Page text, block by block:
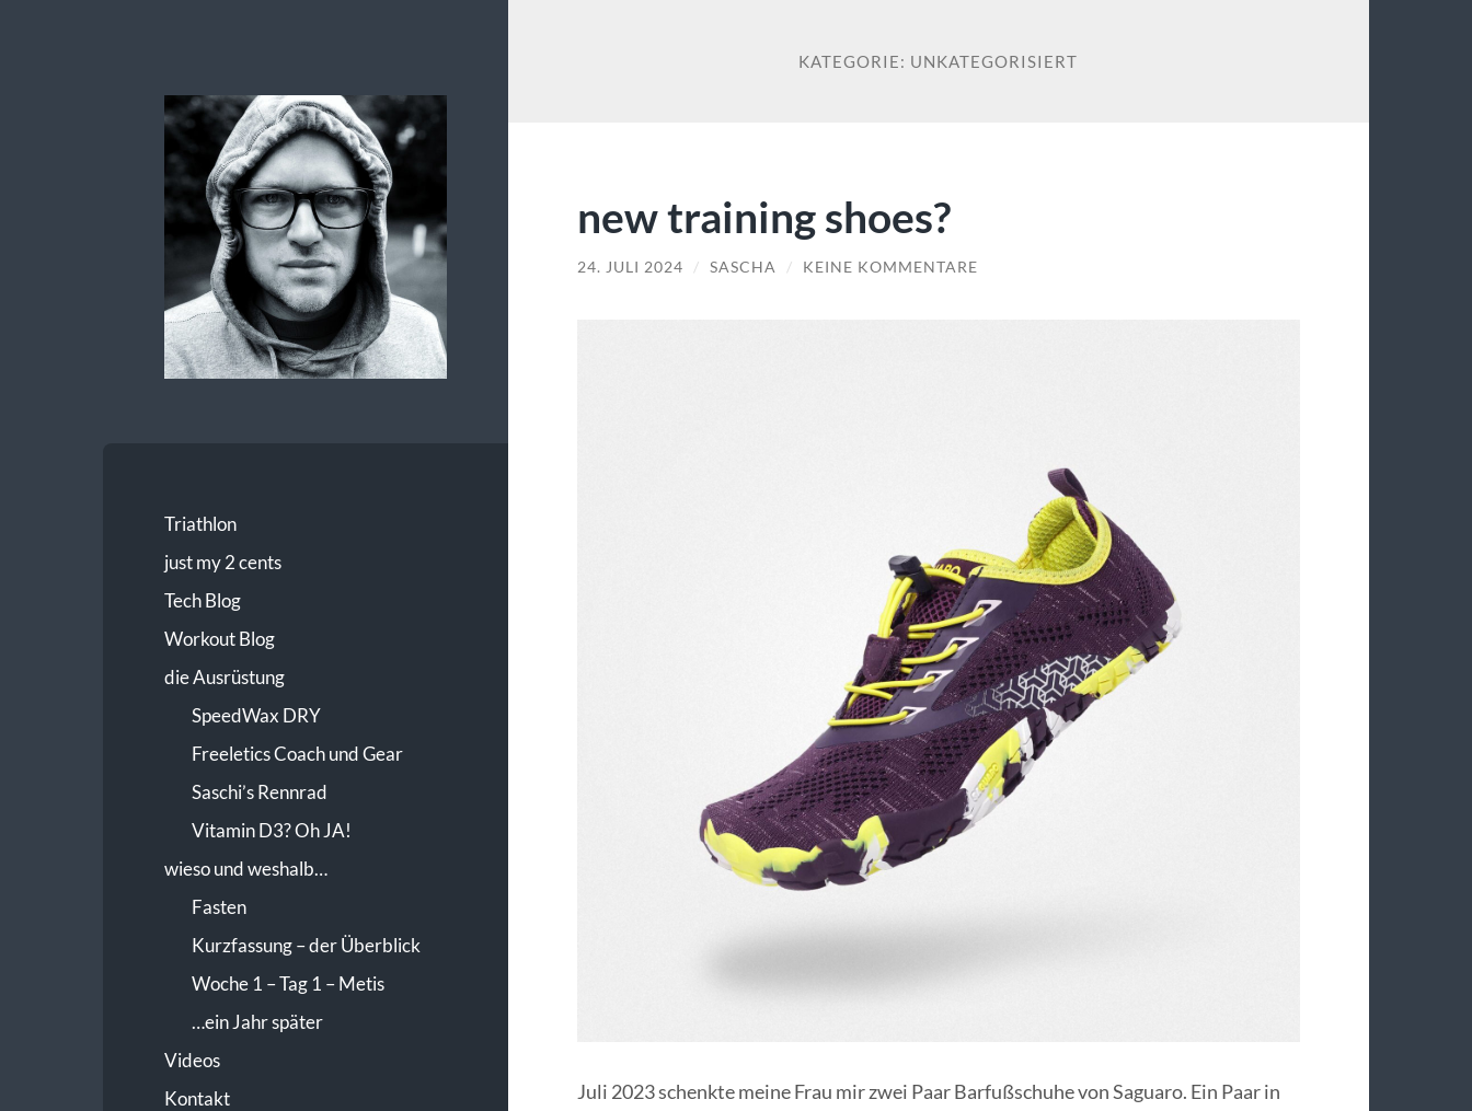
Triathlon
just my 2 cents
Tech Blog
Workout Blog
die Ausrüstung
SpeedWax DRY
Freeletics Coach und Gear
Saschi’s Rennrad
Vitamin D3? Oh JA!
wieso und weshalb…
Fasten
Kurzfassung – der Überblick
Woche 1 – Tag 1 – Metis
…ein Jahr später
Videos
Kontakt
KATEGORIE: UNKATEGORISIERT
new training shoes?
24. JULI 2024 / SASCHA / KEINE KOMMENTARE
Juli 2023 schenkte meine Frau mir zwei Paar Barfußschuhe von Saguaro. Ein Paar in